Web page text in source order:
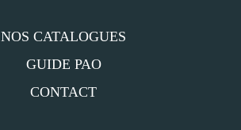
NOS CATALOGUES
GUIDE PAO
CONTACT